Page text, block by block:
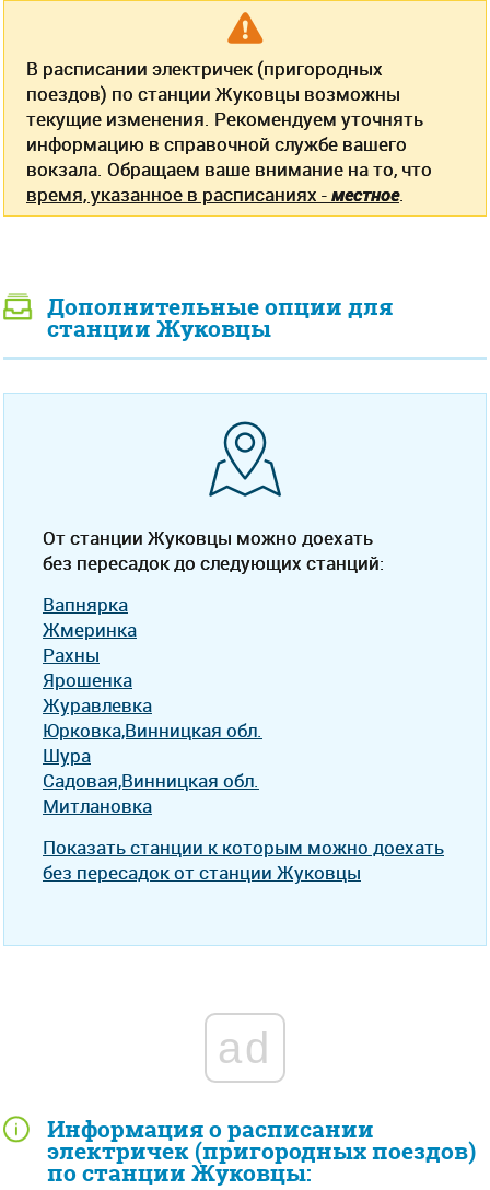
Информация о расписании
электричек (пригородных поездов)
по станции Жуковцы:
В расписании электричек (пригородных
поездов) по станции Жуковцы возможны
текущие изменения. Рекомендуем уточнять
информацию в справочной службе вашего
вокзала. Обращаем ваше внимание на то, что
время, указанное в расписаниях -местное.
Дополнительные опции для
станции Жуковцы
От станции Жуковцы можно доехать
без пересадок до следующих станций:
Вапнярка
Жмеринка
Рахны
Ярошенка
Журавлевка
Юрковка,Винницкая обл.
Шура
Садовая,Винницкая обл.
Митлановка
Показать станции к которым можно доехать
без пересадок от станции Жуковцы
ad